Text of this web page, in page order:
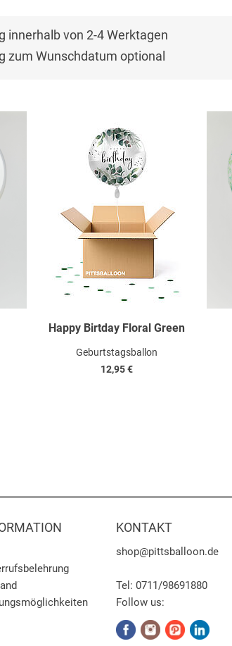
innerhalb von 2-4 Werktagen
zum Wunschdatum optional
Happy Birtday Floral Green
Geburtstagsballon
12,95 €
KONTAKT
shop@pittsballoon.de
Tel: 0711/98691880
Follow us: